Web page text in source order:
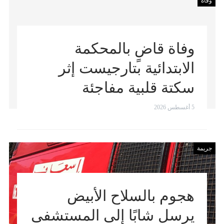
وفاة قاضٍ بالمحكمة
الابتدائية بتارجيست إثر
سكتة قلبية مفاجئة
5 أغسطس 2026
جريمة
هجوم بالسلاح الأبيض
يرسل شابًا إلى المستشفى